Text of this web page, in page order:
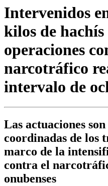
Intervenidos
kilos de hachís
operaciones
narcotráfico
intervalo de
Las actuaciones
coordinadas de los
marco de la
contra el
onubenses